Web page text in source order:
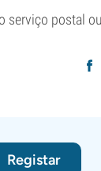
serviço postal
Registar